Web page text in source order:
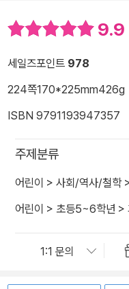
9.9
세일즈포인트 978
224쪽170*225mm426g
ISBN 9791193947357
주제분류
어린이 > 사회/역사/철학
어린이 > 초등5~6학년 >